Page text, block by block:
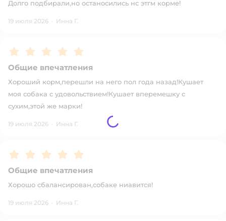
Долго подбирали,но останосились нс этгм корме!
19 июля 2026 · Инна Г.
Рейтинг:5
Общие впечатления
Хороший корм,перешли на него пол года назад!Кушает
моя собака с удовольствием!Кушает вперемешку с
сухим,этой же марки!
19 июля 2026 · Инна Г.
Рейтинг:5
Общие впечатления
Хорошо сбалансирован,собаке ниавится!
19 июля 2026 · Инна Г.